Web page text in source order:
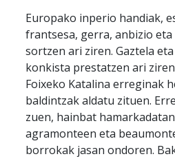
Europako inperio handiak,
frantsesa, gerra, anbizio
sortzen ari ziren. Gaztela
konkista prestatzen ari
Foixeko Katalina erreginak
baldintzak aldatu zituen.
zuen, hainbat
agramonteen eta
borrokak jasan ondoren.